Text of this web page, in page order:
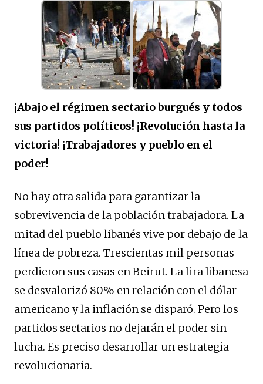
¡Abajo el régimen sectario burgués y todos
sus partidos políticos! ¡Revolución hasta la
victoria! ¡Trabajadores y pueblo en el
poder!
No hay otra salida para garantizar la
sobrevivencia de la población trabajadora. La
mitad del pueblo libanés vive por debajo de la
línea de pobreza. Trescientas mil personas
perdieron sus casas en Beirut. La lira libanesa
se desvalorizó 80% en relación con el dólar
americano y la inflación se disparó. Pero los
partidos sectarios no dejarán el poder sin
lucha. Es preciso desarrollar un estrategia
revolucionaria.